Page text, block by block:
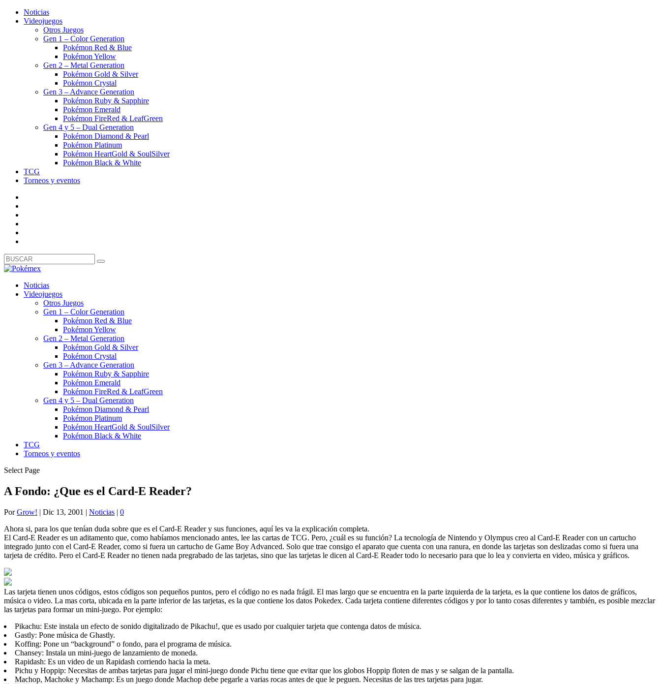
Noticias
Videojuegos
Otros Juegos
Gen 1 – Color Generation
Pokémon Red & Blue
Pokémon Yellow
Gen 2 – Metal Generation
Pokémon Gold & Silver
Pokémon Crystal
Gen 3 – Advance Generation
Pokémon Ruby & Sapphire
Pokémon Emerald
Pokémon FireRed & LeafGreen
Gen 4 y 5 – Dual Generation
Pokémon Diamond & Pearl
Pokémon Platinum
Pokémon HeartGold & SoulSilver
Pokémon Black & White
TCG
Torneos y eventos
Noticias
Videojuegos
Otros Juegos
Gen 1 – Color Generation
Pokémon Red & Blue
Pokémon Yellow
Gen 2 – Metal Generation
Pokémon Gold & Silver
Pokémon Crystal
Gen 3 – Advance Generation
Pokémon Ruby & Sapphire
Pokémon Emerald
Pokémon FireRed & LeafGreen
Gen 4 y 5 – Dual Generation
Pokémon Diamond & Pearl
Pokémon Platinum
Pokémon HeartGold & SoulSilver
Pokémon Black & White
TCG
Torneos y eventos
Select Page
A Fondo: ¿Que es el Card-E Reader?
PorGrow! | Dic 13, 2001 | Noticias | 0
Ahora si, para los que tenían duda sobre que es el Card-E Reader y sus funciones, aquí les va la explicación completa.
El Card-E Reader es un aditamento que, como habíamos mencionado antes, lee las cartas de TCG. Pero, ¿cuál es su función? La tecnología de Nintendo y Olympus creo al Card-E Reader con un cartucho
integrado junto con el Card-E Reader, como si fuera un cartucho de Game Boy Advanced. Solo que trae consigo el aparato que cuenta con una ranura, en donde las tarjetas son deslizadas como si fuera una
tarjeta de crédito. Pero el Card-E Reader no tienen nada pregrabado de las tarjetas, sino que las tarjetas le dicen al Card-E Reader todo lo necesario para que lo lea y convierta en video, música y gráficos.
Las tarjeta tienen unos códigos, estos códigos son pequeños puntos, pero el código no es nada frágil. El mas largo que se encuentra en la parte izquierda de la tarjeta, es la que contiene los datos de gráficos,
música o video. La mas corta, ubicada en la parte inferior de las tarjetas, es la que contiene los datos Pokedex. Cada tarjeta contiene diferentes códigos y por lo tanto cosas diferentes y también, es posible mezclar
las tarjetas para formar un mini-juego. Por ejemplo:
Pikachu: Este instala un efecto de sonido digitalizado de Pikachu!, que es usado por cualquier tarjeta que contenga datos de música.
Gastly: Pone música de Ghastly.
Koffing: Pone un “background” o fondo, para el programa de música.
Chansey: Instala un mini-juego de lanzamiento de moneda.
Rapidash: Es un video de un Rapidash corriendo hacia la meta.
Pichu y Hoppip: Necesitas de ambas tarjetas para jugar el mini-juego donde Pichu tiene que evitar que los globos Hoppip floten de mas y se salgan de la pantalla.
Machop, Machoke y Machamp: Es un juego donde Machop debe pegarle a varias rocas antes de que le peguen. Necesitas de las tres tarjetas para jugar.